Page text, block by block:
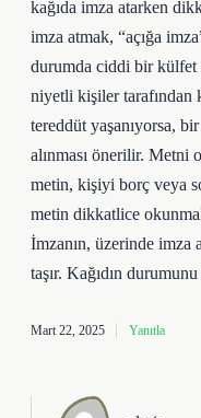
kağıda imza atarken
imza atmak, “açığa
durumda ciddi bir külfet
niyetli kişiler tarafından
tereddüt yaşanıyorsa,
alınması önerilir. Metni
metin, kişiyi borç veya
metin dikkatlice
İmzanın, üzerinde imza
taşır. Kağıdın
Mart 22, 2025 Yanıtla